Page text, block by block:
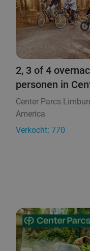
2, 3 of 4
personen in
Center Parcs
America
Verkocht: 770